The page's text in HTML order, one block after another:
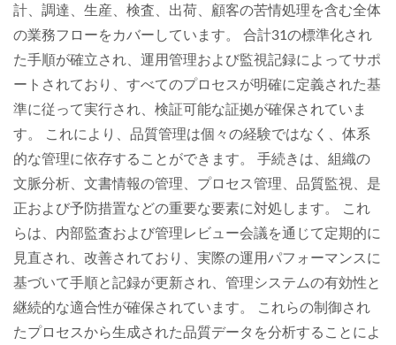
計、調達、生産、検査、出荷、顧客の苦情処理を含む全体
の業務フローをカバーしています。 合計31の標準化され
た手順が確立され、運用管理および監視記録によってサポ
ートされており、すべてのプロセスが明確に定義された基
準に従って実行され、検証可能な証拠が確保されていま
す。 これにより、品質管理は個々の経験ではなく、体系
的な管理に依存することができます。 手続きは、組織の
文脈分析、文書情報の管理、プロセス管理、品質監視、是
正および予防措置などの重要な要素に対処します。 これ
らは、内部監査および管理レビュー会議を通じて定期的に
見直され、改善されており、実際の運用パフォーマンスに
基づいて手順と記録が更新され、管理システムの有効性と
継続的な適合性が確保されています。 これらの制御され
たプロセスから生成された品質データを分析することによ